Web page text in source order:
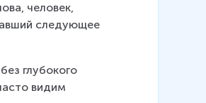
человек,
следующее
глубокого
видим